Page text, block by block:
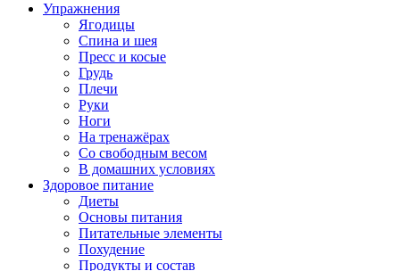
Упражнения
Ягодицы
Спина и шея
Пресс и косые
Грудь
Плечи
Руки
Ноги
На тренажёрах
Со свободным весом
В домашних условиях
Здоровое питание
Диеты
Основы питания
Питательные элементы
Похудение
Продукты и состав